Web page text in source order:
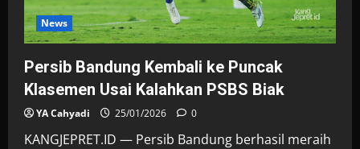
News
Persib Bandung Kembali ke Puncak
Klasemen Usai Kalahkan PSBS Biak
YA Cahyadi 25/01/2026 0
KANGJEPRET.ID — Persib Bandung berhasil meraih